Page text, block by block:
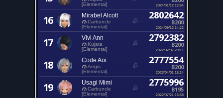
[Elemental]
2024/01/12 12:54
16 Mirabel Alcott
Carbuncle
[Elemental]
2802642
B200
2024/09/12 14:22
17 Vivi Ann
Kujata
[Elemental]
2792382
B200
2022/02/07 20:11
18 Code Aoi
Aegis
[Elemental]
2777554
B200
2023/04/01 15:14
19 Usagi Mimi
Carbuncle
[Elemental]
2775996
B195
2022/07/21 15:58